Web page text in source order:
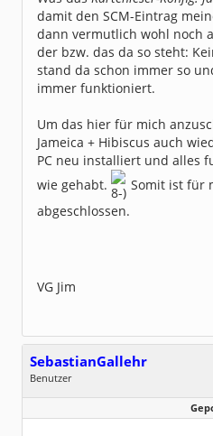
damit den SCM-Eintrag
dann vermutlich wohl noch
der bzw. das da so steht:
stand da schon immer so
immer funktioniert.
Um das hier für mich
Jameica + Hibiscus auch
PC neu installiert und alles
wie gehabt.
Somit ist für
abgeschlossen.
VG Jim
SebastianGallehr
Benutzer
Geschlecht:
keine Angabe
Dabei seit:
08 / 2025